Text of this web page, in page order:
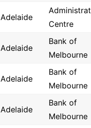
Adelaide
Centre
Adelaide
Bank of
Melbourne
Adelaide
Bank of
Melbourne
Adelaide
Bank of
Melbourne